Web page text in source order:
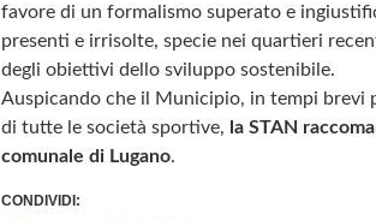
favore di un formalismo superato e
presenti e irrisolte, specie nei quartieri
degli obiettivi dello sviluppo sostenibile.
Auspicando che il Municipio, in tempi brevi
di tutte le società sportive, la STAN
comunale di Lugano.
CONDIVIDI: